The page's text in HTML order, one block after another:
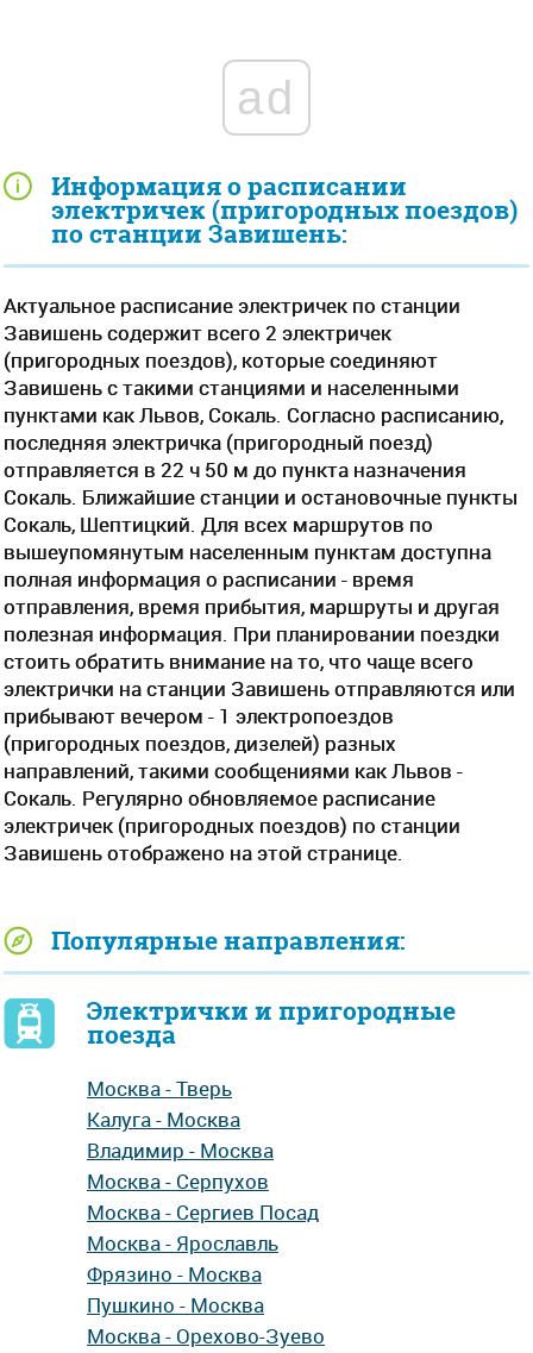
Информация о расписании
электричек (пригородных поездов)
по станции Завишень:
Актуальное расписание электричек по станции
Завишень содержит всего 2 электричек
(пригородных поездов), которые соединяют
Завишень с такими станциями и населенными
пунктами как Львов, Сокаль. Согласно расписанию,
последняя электричка (пригородный поезд)
отправляется в 22 ч 50 м до пункта назначения
Сокаль. Ближайшие станции и остановочные пункты
Сокаль, Шептицкий. Для всех маршрутов по
вышеупомянутым населенным пунктам доступна
полная информация о расписании - время
отправления, время прибытия, маршруты и другая
полезная информация. При планировании поездки
стоить обратить внимание на то, что чаще всего
электрички на станции Завишень отправляются или
прибывают вечером - 1 электропоездов
(пригородных поездов, дизелей) разных
направлений, такими сообщениями как Львов -
Сокаль. Регулярно обновляемое расписание
электричек (пригородных поездов) по станции
Завишень отображено на этой странице.
Популярные направления:
Электрички и пригородные
поезда
Москва - Тверь
Калуга - Москва
Владимир - Москва
Москва - Серпухов
Москва - Сергиев Посад
Москва - Ярославль
Фрязино - Москва
Пушкино - Москва
Москва - Орехово-Зуево
ad